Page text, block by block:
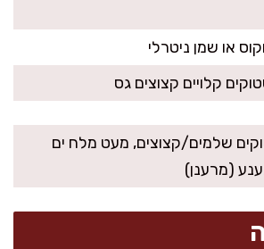
שלמים/קצוצים, מעט מלח ים
(מרענן)